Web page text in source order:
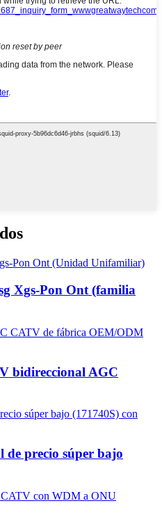
Xgs-Pon Ont (familia
bidireccional AGC
precio súper bajo